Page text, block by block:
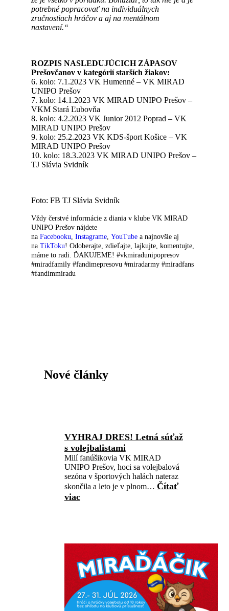
potrebné popracovať na individuálnych
zručnostiach hráčov a aj na mentálnom
nastavení.“
ROZPIS NASLEDUJÚCICH ZÁPASOV
Prešovčanov v kategórií starších žiakov:
6. kolo: 7.1.2023 VK Humenné – VK MIRAD
UNIPO Prešov
7. kolo: 14.1.2023 VK MIRAD UNIPO Prešov –
VKM Stará Ľubovňa
8. kolo: 4.2.2023 VK Junior 2012 Poprad – VK
MIRAD UNIPO Prešov
9. kolo: 25.2.2023 VK KDS-šport Košice – VK
MIRAD UNIPO Prešov
10. kolo: 18.3.2023 VK MIRAD UNIPO Prešov –
TJ Slávia Svidník
Foto: FB TJ Slávia Svidník
Vždy čerstvé informácie z diania v klube VK MIRAD
UNIPO Prešov nájdete
naFacebooku,Instagrame,YouTube a najnovšie aj
naTikToku! Odoberajte, zdieľajte, lajkujte, komentujte,
máme to radi. ĎAKUJEME! #vkmiradunipopresov
#miradfamily #fandimepresovu #miradarmy #miradfans
#fandimmiradu
Nové články
VYHRAJ DRES! Letná súťaž
s volejbalistami
Milí fanúšikovia VK MIRAD
UNIPO Prešov, hoci sa volejbalová
sezóna v športových halách nateraz
skončila a leto je v plnom… Čítať
viac